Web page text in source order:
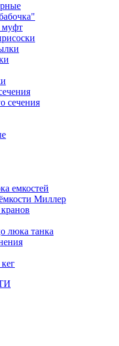
муфт
сечения
емкостей
Миллер
люка танка